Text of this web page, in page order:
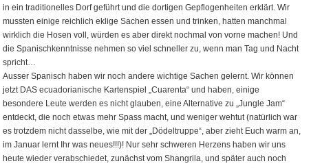
in ein traditionelles Dorf geführt und die dortigen Gepflogenheiten erklärt. Wir
mussten einige reichlich eklige Sachen essen und trinken, hatten manchmal
wirklich die Hosen voll, würden es aber direkt nochmal von vorne machen! Und
die Spanischkenntnisse nehmen so viel schneller zu, wenn man Tag und Nacht
spricht…
Ausser Spanisch haben wir noch andere wichtige Sachen gelernt. Wir können
jetzt DAS ecuadorianische Kartenspiel „Cuarenta“ und haben, einige
besondere Leute werden es nicht glauben, eine Alternative zu „Jungle Jam“
entdeckt, die noch etwas mehr Spass macht, und weniger wehtut (natürlich war
es trotzdem nicht dasselbe, wie mit der „Dödeltruppe“, aber zieht Euch warm an,
im Januar lernt Ihr was neues!!!)! Nur sehr schweren Herzens haben wir uns
heute wieder verabschiedet, zunächst vom Shangrila, und später auch noch